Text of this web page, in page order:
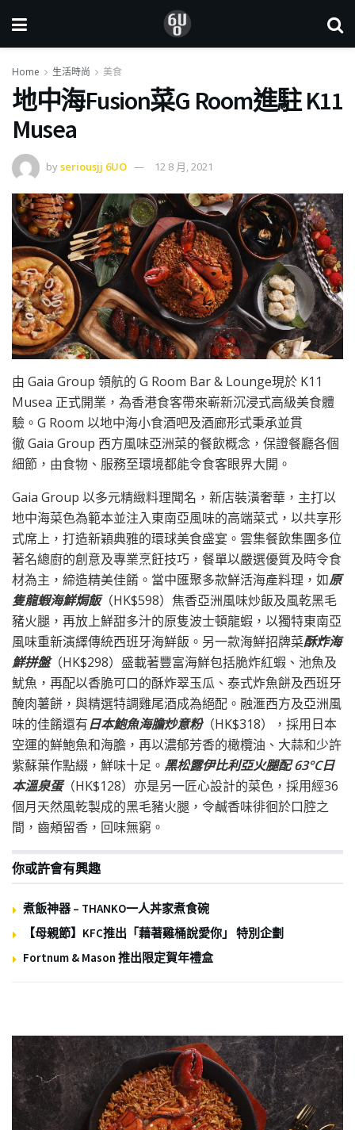
Home 生活時尚 美食
地中海Fusion菜G Room進駐 K11
Musea
byseriousjj 6UO 12 8 月, 2021
由 Gaia Group 領航的 G Room Bar & Lounge現於 K11
Musea 正式開業，為香港食客帶來嶄新沉浸式高級美食體
驗。 G Room 以地中海小食酒吧及酒廊形式秉承並貫
徹Gaia Group 西方風味亞洲菜的餐飲概念，保證餐廳各個
細節， 由食物、服務至環境都能令食客眼界大開。
Gaia Group 以多元精緻料理聞名，新店裝潢奢華， 主打以
地中海菜色為範本並注入東南亞風味的高端菜式， 以共享形
式席上，打造新穎典雅的環球美食盛宴。 雲集餐飲集團多位
著名總廚的創意及專業烹飪技巧， 餐單以嚴選優質及時令食
材為主，締造精美佳餚。 當中匯聚多款鮮活海產料理，如原
隻龍蝦海鮮焗飯（HK$598） 焦香亞洲風味炒飯及風乾黑毛
豬火腿， 再放上鮮甜多汁的原隻波士頓龍蝦， 以獨特東南亞
風味重新演繹傳統西班牙海鮮飯。另一款海鮮招牌菜酥炸海
鮮拼盤（HK$298）盛載著豐富海鮮包括脆炸紅蝦、 池魚及
魷魚，再配以香脆可口的酥炸翠玉瓜、 泰式炸魚餅及西班牙
醃肉薯餅，與精選特調雞尾酒成為絕配。 融滙西方及亞洲風
味的佳餚還有日本鮑魚海膽炒意粉（HK$318），採用日本
空運的鮮鮑魚和海膽，再以濃郁芳香的橄欖油、 大蒜和少許
紫蘇葉作點綴，鮮味十足。 黑松露伊比利亞火腿配63°C日
本溫泉蛋（HK$128） 亦是另一匠心設計的菜色，採用經36
個月天然風乾製成的黑毛豬火腿，令鹹香味徘徊於口腔之
間， 齒頰留香，回味無窮。
你或許會有興趣
煮飯神器 – THANKO一人丼家煮食碗
【母親節】KFC推出「藉著雞桶說愛你」 特別企劃
Fortnum & Mason 推出限定賀年禮盒